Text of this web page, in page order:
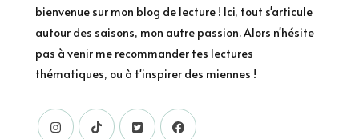
bienvenue sur mon blog de lecture ! Ici, tout s'articule
autour des saisons, mon autre passion. Alors n'hésite
pas à venir me recommander tes lectures
thématiques, ou à t'inspirer des miennes !